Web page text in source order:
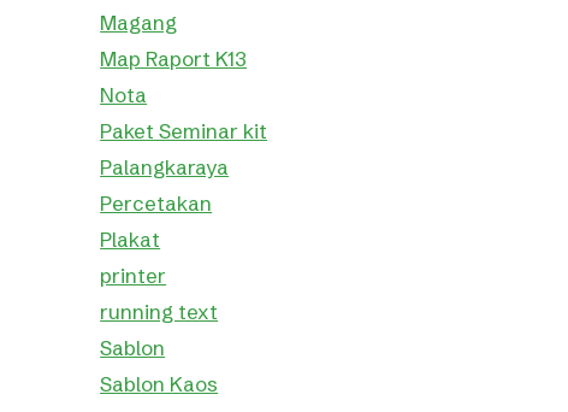
Magang
Map Raport K13
Nota
Paket Seminar kit
Palangkaraya
Percetakan
Plakat
printer
running text
Sablon
Sablon Kaos